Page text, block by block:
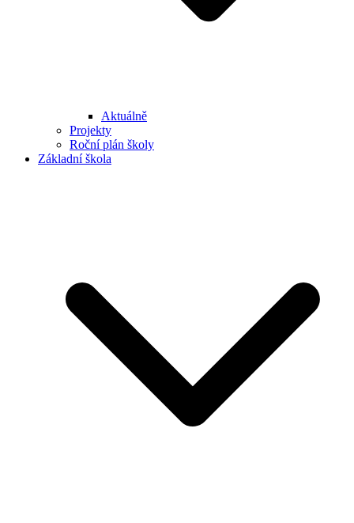
Aktuálně
Projekty
Roční plán školy
Základní škola